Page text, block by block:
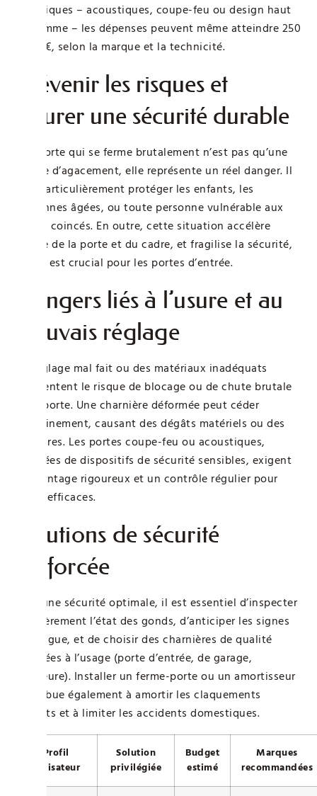
spécifiques – acoustiques, coupe-feu ou design haut
de gamme – les dépenses peuvent même atteindre 250
à 350 €, selon la marque et la technicité.
Prévenir les risques et
assurer une sécurité durable
Une porte qui se ferme brutalement n’est pas qu’une
source d’agacement, elle représente un réel danger. Il
faut particulièrement protéger les enfants, les
personnes âgées, ou toute personne vulnérable aux
doigts coincés. En outre, cette situation accélère
l’usure de la porte et du cadre, et fragilise la sécurité,
ce qui est crucial pour les portes d’entrée.
Dangers liés à l’usure et au
mauvais réglage
Un réglage mal fait ou des matériaux inadéquats
augmentent le risque de blocage ou de chute brutale
de la porte. Une charnière déformée peut céder
soudainement, causant des dégâts matériels ou des
blessures. Les portes coupe-feu ou acoustiques,
équipées de dispositifs de sécurité sensibles, exigent
un montage rigoureux et un contrôle régulier pour
rester efficaces.
Solutions de sécurité
renforcée
Pour une sécurité optimale, il est essentiel d’inspecter
régulièrement l’état des gonds, d’anticiper les signes
de fatigue, et de choisir des charnières de qualité
adaptées à l’usage (porte d’entrée, de garage,
intérieure). Installer un ferme-porte ou un amortisseur
contribue également à amortir les claquements
violents et à limiter les accidents domestiques.
Profil
utilisateur
Solution
privilégiée
Budget
estimé
Marques
recommandées